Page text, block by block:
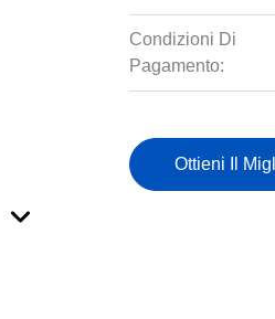
Condizioni Di
Pagamento:
Ottieni Il